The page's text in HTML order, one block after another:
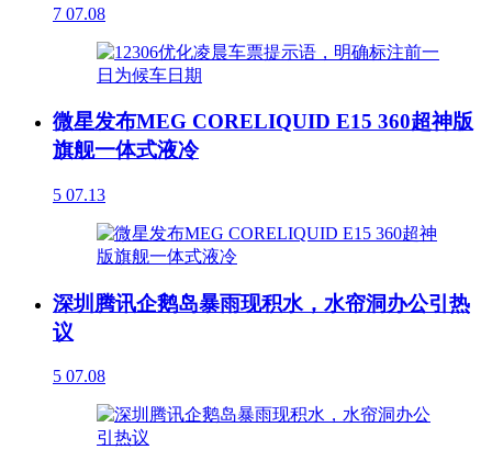
7 07.08
微星发布MEG CORELIQUID E15 360超神版
旗舰一体式液冷
5 07.13
深圳腾讯企鹅岛暴雨现积水，水帘洞办公引热
议
5 07.08